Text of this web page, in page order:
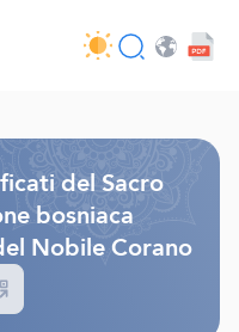
API
del Sacro
bosniaca
Nobile Corano